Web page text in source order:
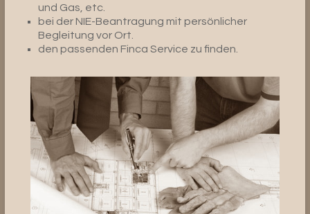
und Gas, etc.
bei der NIE-Beantragung mit persönlicher
Begleitung vor Ort.
den passenden Finca Service zu finden.